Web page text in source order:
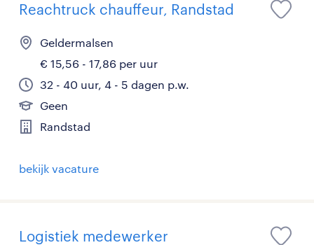
Reachtruck chauffeur, Randstad
Geldermalsen
€ 15,56 - 17,86 per uur
32 - 40 uur, 4 - 5 dagen p.w.
Geen
Randstad
bekijk vacature
Logistiek medewerker